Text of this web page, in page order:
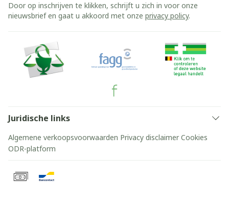
Door op inschrijven te klikken, schrijft u zich in voor onze
nieuwsbrief en gaat u akkoord met onze privacy policy.
Juridische links
Algemene verkoopsvoorwaarden Privacy disclaimer Cookies
ODR-platform